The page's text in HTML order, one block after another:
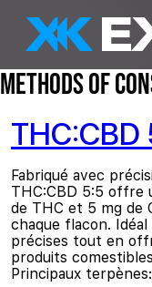
Methods of
THC:CBD
Fabriqué avec
THC:CBD 5:5 offre
de THC et 5 mg de
chaque flacon.
précises tout en
produits
Principaux